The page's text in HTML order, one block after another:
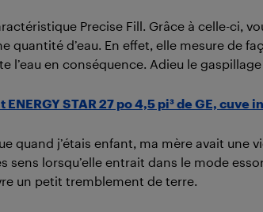
Precise Fill. Grâce à celle-ci,
quantité d’eau. En effet, elle mesure de
l’eau en conséquence. Adieu le gaspillage
STAR 27 po 4,5 pi³ de GE, cuve
quand j’étais enfant, ma mère avait une
sens lorsqu’elle entrait dans le mode
un petit tremblement de terre.